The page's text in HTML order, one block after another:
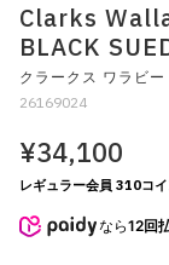
Clarks
BLACK
クラークス ワラビー
26169024
¥34,100
レギュラー会員 310コ
なら12回